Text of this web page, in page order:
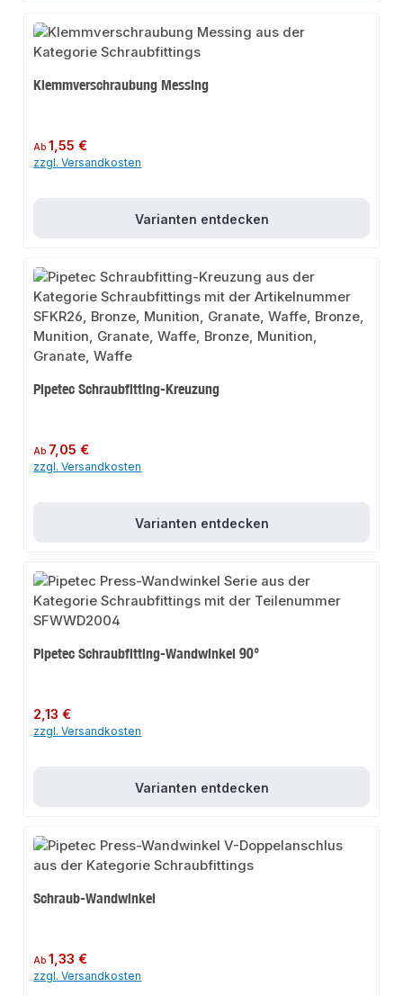
Klemmverschraubung Messing
Regulärer Preis:
Ab1,55 €
zzgl. Versandkosten
Varianten entdecken
Pipetec Schraubfitting-Kreuzung
Regulärer Preis:
Ab 7,05 €
zzgl. Versandkosten
Varianten entdecken
Pipetec Schraubfitting-Wandwinkel 90°
Regulärer Preis:
2,13 €
zzgl. Versandkosten
Varianten entdecken
Schraub-Wandwinkel
Regulärer Preis:
Ab1,33 €
zzgl. Versandkosten